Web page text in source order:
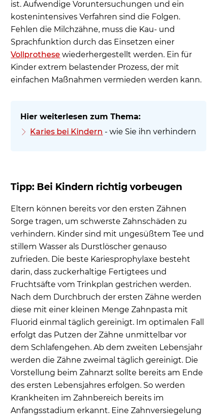
ist. Aufwendige Voruntersuchungen und ein
kostenintensives Verfahren sind die Folgen.
Fehlen die Milchzähne, muss die Kau- und
Sprachfunktion durch das Einsetzen einer
Vollprothese wiederhergestellt werden. Ein für
Kinder extrem belastender Prozess, der mit
einfachen Maßnahmen vermieden werden kann.
Karies bei Kindern - wie Sie ihn verhindern
Tipp: Bei Kindern richtig vorbeugen
Eltern können bereits vor den ersten Zähnen
Sorge tragen, um schwerste Zahnschäden zu
verhindern. Kinder sind mit ungesüßtem Tee und
stillem Wasser als Durstlöscher genauso
zufrieden. Die beste Kariesprophylaxe besteht
darin, dass zuckerhaltige Fertigtees und
Fruchtsäfte vom Trinkplan gestrichen werden.
Nach dem Durchbruch der ersten Zähne werden
diese mit einer kleinen Menge Zahnpasta mit
Fluorid einmal täglich gereinigt. Im optimalen Fall
erfolgt das Putzen der Zähne unmittelbar vor
dem Schlafengehen. Ab dem zweiten Lebensjahr
werden die Zähne zweimal täglich gereinigt. Die
Vorstellung beim Zahnarzt sollte bereits am Ende
des ersten Lebensjahres erfolgen. So werden
Krankheiten im Zahnbereich bereits im
Anfangsstadium erkannt. Eine Zahnversiegelung